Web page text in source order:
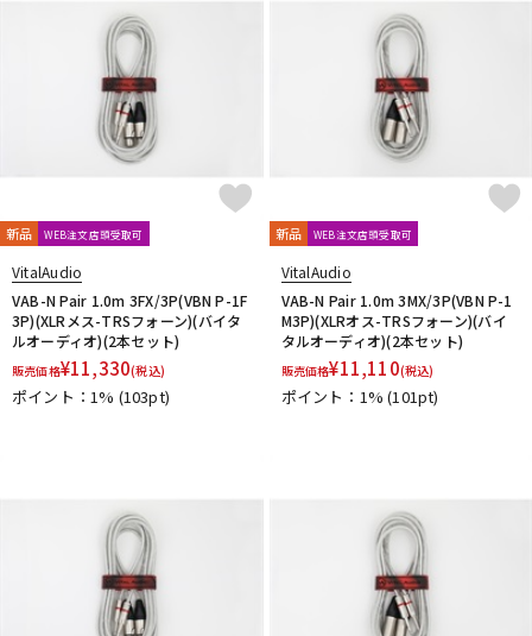
新品 WEB注文店頭受取可
VitalAudio
VAB-N Pair 1.0m 3FX/3P(VBN P-1F
3P)(XLRメス-TRSフォーン)(バイタ
ルオーディオ)(2本セット)
販売価格¥11,330(税込)
ポイント：1% (103pt)
新品 WEB注文店頭受取可
VitalAudio
VAB-N Pair 1.0m 3MX/3P(VBN P-1
M3P)(XLRオス-TRSフォーン)(バイ
タルオーディオ)(2本セット)
販売価格¥11,110(税込)
ポイント：1%(101pt)